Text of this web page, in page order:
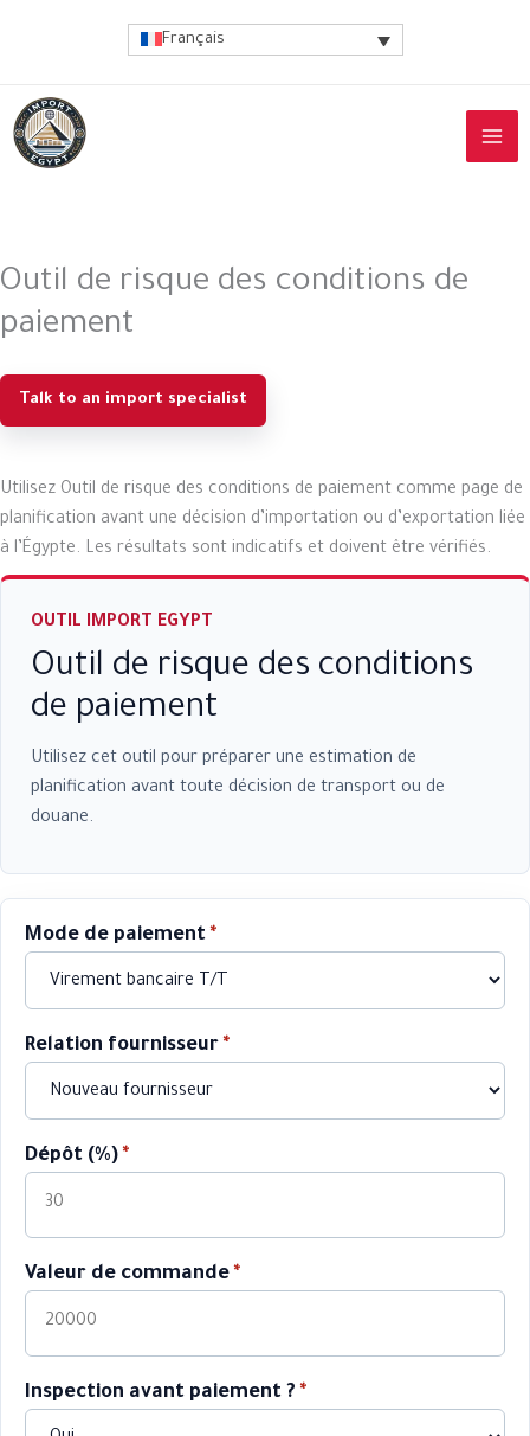
Français
Outil de risque des conditions de
paiement
Talk to an import specialist
Utilisez Outil de risque des conditions de paiement comme page de
planification avant une décision d’importation ou d’exportation liée
à l’Égypte. Les résultats sont indicatifs et doivent être vérifiés.
OUTIL IMPORT EGYPT
Outil de risque des conditions
de paiement
Utilisez cet outil pour préparer une estimation de
planification avant toute décision de transport ou de
douane.
Mode de paiement *
Relation fournisseur *
Dépôt (%) *
Valeur de commande *
Inspection avant paiement ? *